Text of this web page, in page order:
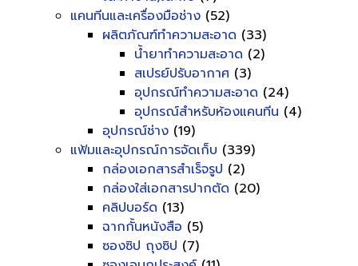
แคนทีนและเครื่องมือช่าง (52)
ผลิตภัณฑ์ทำความสะอาด (33)
น้ำยาทำความสะอาด (2)
สเปรย์ปรับอากาศ (3)
อุปกรณ์ทำความสะอาด (24)
อุปกรณ์สำหรับห้องแคนทีน (4)
อุปกรณ์ช่าง (19)
แฟ้มและอุปกรณ์การจัดเก็บ (339)
กล่องเอกสารสำเร็จรูป (2)
กล่องใส่เอกสารปากตัด (20)
คลิปบอร์ด (13)
ฉากกั้นหนังสือ (5)
ซองซิป ถุงซิป (7)